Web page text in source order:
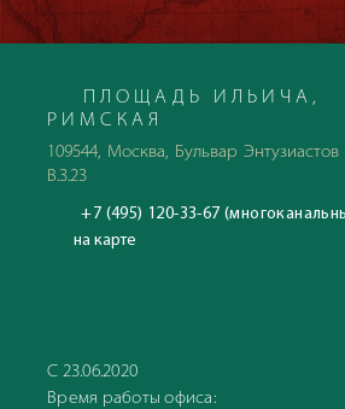
ПЛОЩАДЬ ИЛЬИЧА,
РИМСКАЯ
109544, Москва, Бульвар
В.3.23
+7 (495) 120-33-67
на карте
С 23.06.2020
Время работы офиса: